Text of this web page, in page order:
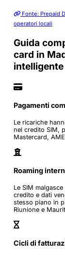
Fonte: Prepaid
operatori locali
Guida
card in
Pagamenti
Le ricariche
nel credito SIM,
Mastercard,
Roaming
Le SIM
credito e dati
stesso piano in
Riunione e
Cicli di